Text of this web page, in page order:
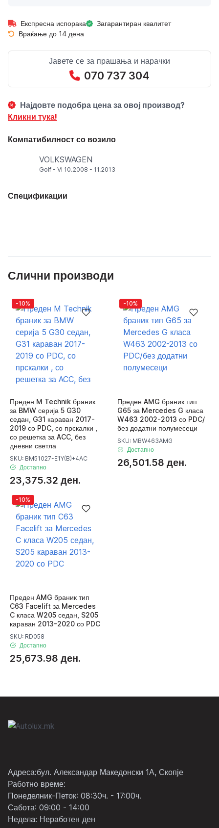
Експресна испорака
Загарантиран квалитет
Враќање до 14 дена
Јавете се за прашања и нарачки
070 737 304
Најдовте подобра цена за овој производ?
Кликни тука!
Компатибилност со возило
VOLKSWAGEN
Golf - VI 10.2008 - 11.2013
Спецификации
Слични производи
-10%
Преден M Technik браник
за BMW серија 5 G30
седан, G31 караван 2017-
2019 со PDC, со прскалки ,
со решетка за ACC, без
дневни светла
SKU: BM51027-E1Y(B)+4AC
Достапно
23,375.32 ден.
-10%
Преден AMG браник тип
G65 за Mercedes G класа
W463 2002-2013 со PDC/
без додатни полумесеци
SKU: MBW463AMG
Достапно
26,501.58 ден.
-10%
Преден AMG браник тип
C63 Facelift за Mercedes
C класа W205 седан, S205
караван 2013-2020 со PDC
SKU: RD058
Достапно
25,673.98 ден.
Адреса:бул. Александар Македонски 1А, Скопје
Работно време:
Понеделник-Петок: 08:30ч. - 17:00ч.
Сабота: 09:00 - 14:00
Неделa: Неработен ден